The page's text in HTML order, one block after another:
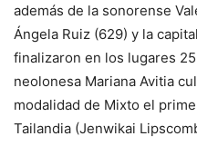
además de la sonorense
Ángela Ruiz (629) y la
finalizaron en los lugares
neolonesa Mariana Avitia
modalidad de Mixto el
Tailandia (Jenwikai